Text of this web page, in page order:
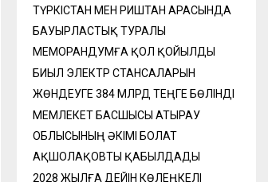
ТҮРКІСТАН МЕН РИШТАН АРАСЫНДА
БАУЫРЛАСТЫҚ ТУРАЛЫ
МЕМОРАНДУМҒА ҚОЛ ҚОЙЫЛДЫ
БИЫЛ ЭЛЕКТР СТАНСАЛАРЫН
ЖӨНДЕУГЕ 384 МЛРД ТЕҢГЕ БӨЛІНДІ
МЕМЛЕКЕТ БАСШЫСЫ АТЫРАУ
ОБЛЫСЫНЫҢ ӘКІМІ БОЛАТ
АҚШОЛАҚОВТЫ ҚАБЫЛДАДЫ
2028 ЖЫЛҒА ДЕЙІН КӨЛЕҢКЕЛІ